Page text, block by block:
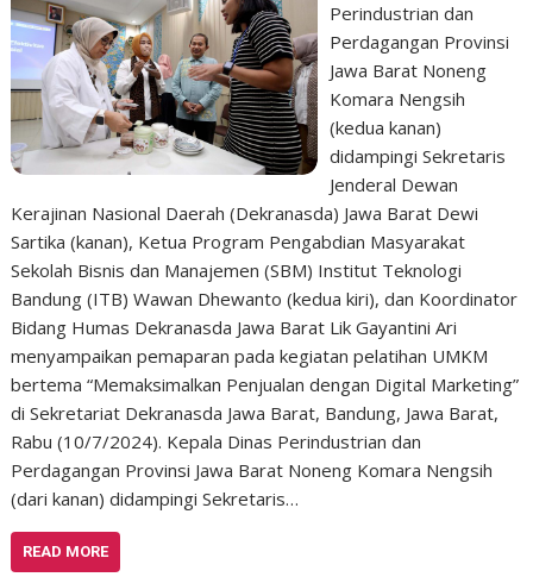
Perindustrian dan
Perdagangan Provinsi
Jawa Barat Noneng
Komara Nengsih
(kedua kanan)
didampingi Sekretaris
Jenderal Dewan
Kerajinan Nasional Daerah (Dekranasda) Jawa Barat Dewi
Sartika (kanan), Ketua Program Pengabdian Masyarakat
Sekolah Bisnis dan Manajemen (SBM) Institut Teknologi
Bandung (ITB) Wawan Dhewanto (kedua kiri), dan Koordinator
Bidang Humas Dekranasda Jawa Barat Lik Gayantini Ari
menyampaikan pemaparan pada kegiatan pelatihan UMKM
bertema “Memaksimalkan Penjualan dengan Digital Marketing”
di Sekretariat Dekranasda Jawa Barat, Bandung, Jawa Barat,
Rabu (10/7/2024). Kepala Dinas Perindustrian dan
Perdagangan Provinsi Jawa Barat Noneng Komara Nengsih
(dari kanan) didampingi Sekretaris…
READ MORE